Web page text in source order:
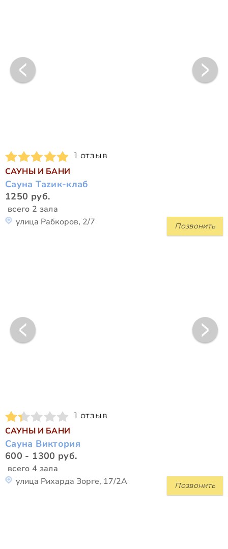
1 отзыв
САУНЫ И БАНИ
Сауна Таzик-клаб
1250 руб.
всего 2 зала
Позвонить
улица Рабкоров, 2/7
1 отзыв
САУНЫ И БАНИ
Сауна Виктория
600 - 1300 руб.
всего 4 зала
Позвонить
улица Рихарда Зорге, 17/2А